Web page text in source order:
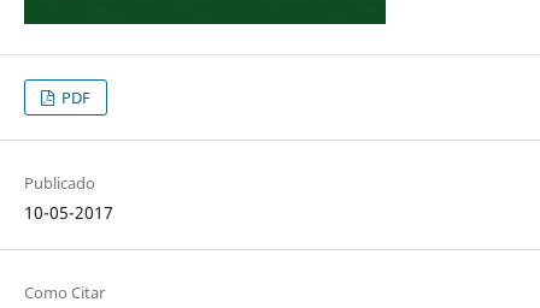
PDF
Publicado
10-05-2017
Como Citar